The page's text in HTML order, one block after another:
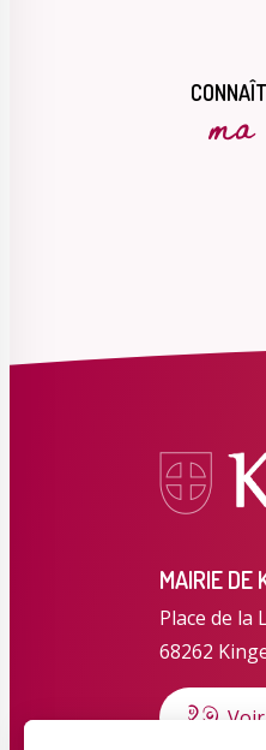
MAIRIE DE
Place de la
68262